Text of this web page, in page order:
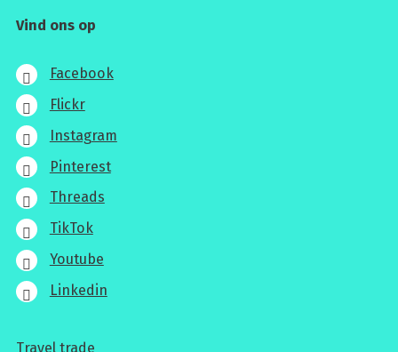
Vind ons op
Facebook
Flickr
Instagram
Pinterest
Threads
TikTok
Youtube
Linkedin
Travel trade